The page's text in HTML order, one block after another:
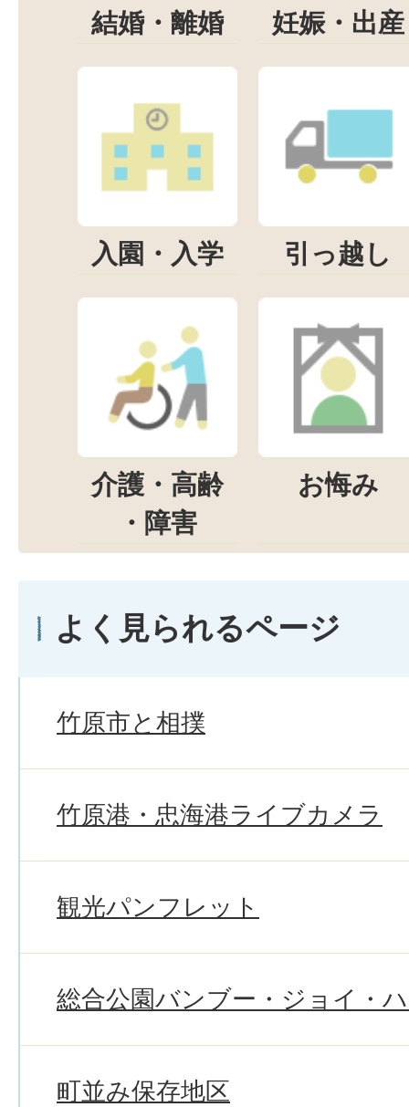
結婚・離婚 妊娠・出産
入園・入学 引っ越し
介護・高齢
・障害
お悔み
よく見られるページ
竹原市と相撲
竹原港・忠海港ライブカメラ
観光パンフレット
総合公園バンブー・ジョイ・
町並み保存地区